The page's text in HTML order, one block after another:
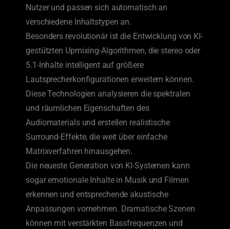
Nutzer und passen sich automatisch an
verschiedene Inhaltstypen an.
Besonders revolutionär ist die Entwicklung von KI-
gestützten Upmixing-Algorithmen, die stereo oder
5.1-Inhalte intelligent auf größere
Lautsprecherkonfigurationen erweitern können.
Diese Technologien analysieren die spektralen
und räumlichen Eigenschaften des
Audiomaterials und erstellen realistische
Surround-Effekte, die weit über einfache
Matrixverfahren hinausgehen.
Die neueste Generation von KI-Systemen kann
sogar emotionale Inhalte in Musik und Filmen
erkennen und entsprechende akustische
Anpassungen vornehmen. Dramatische Szenen
können mit verstärkten Bassfrequenzen und